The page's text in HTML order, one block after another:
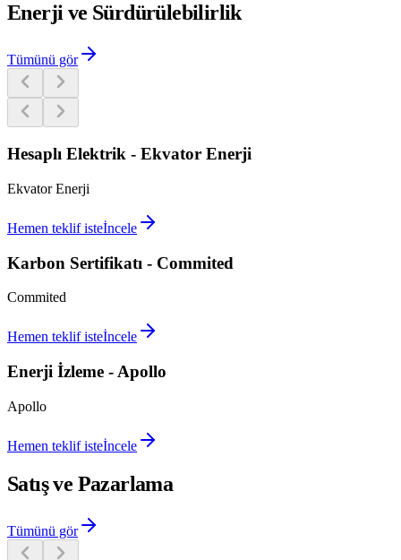
Enerji ve Sürdürülebilirlik
Tümünü gör
Hesaplı Elektrik - Ekvator Enerji
Ekvator Enerji
Hemen teklif isteİncele
Karbon Sertifikatı - Commited
Commited
Hemen teklif isteİncele
Enerji İzleme - Apollo
Apollo
Hemen teklif isteİncele
Satış ve Pazarlama
Tümünü gör